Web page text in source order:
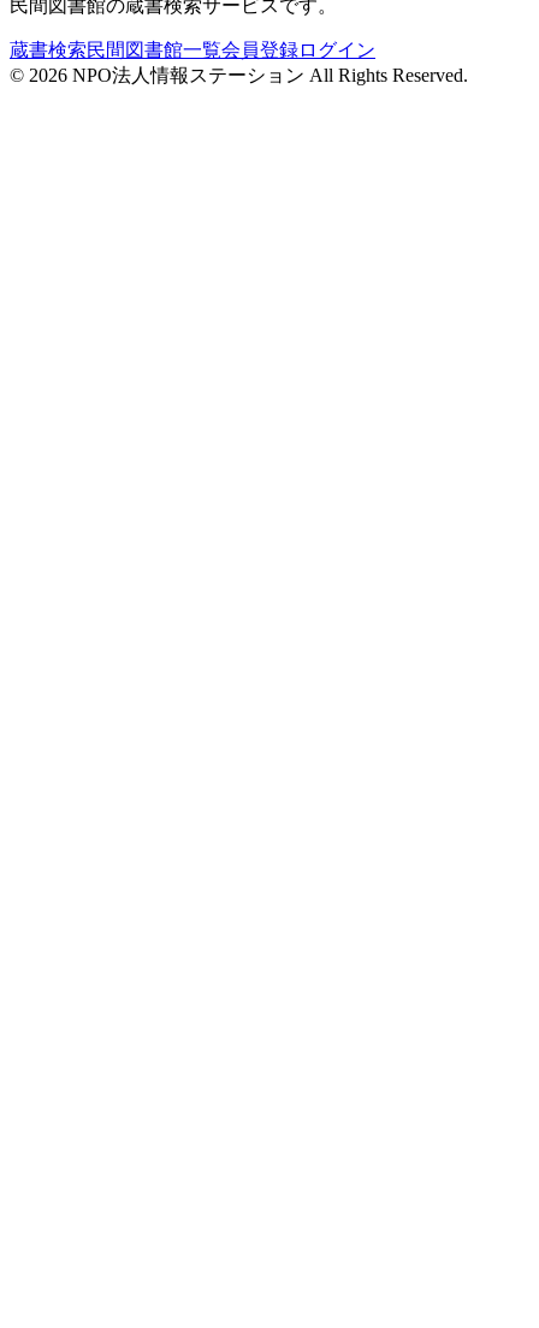
民間図書館の蔵書検索サービスです。
蔵書検索民間図書館一覧会員登録ログイン
© 2026 NPO法人情報ステーション All Rights Reserved.